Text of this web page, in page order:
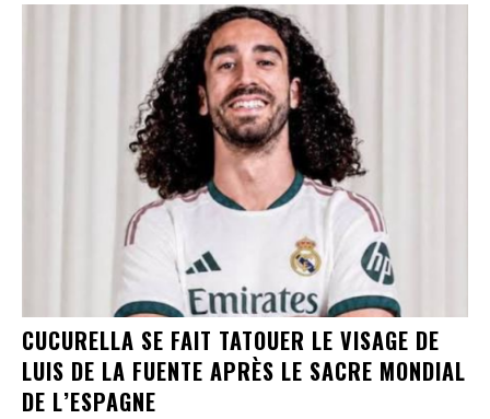
CUCURELLA SE FAIT TATOUER LE VISAGE DE
LUIS DE LA FUENTE APRÈS LE SACRE MONDIAL
DE L’ESPAGNE